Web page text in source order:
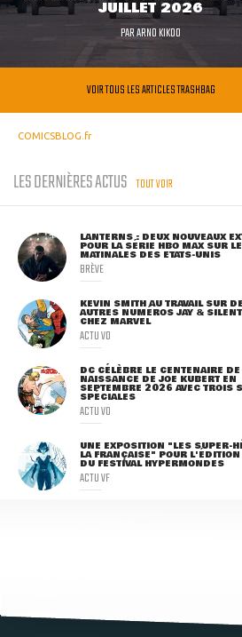
JUILLET 2026
PARARNO KIKOO
VOIR TOUS LES ARTICLES TRASHBAG
COMICSBLOG.fr
LES DERNIÈRES ACTUS TOUT VOIR
LANTERNS : DEUX NOUVEAUX
POUR LA SÉRIE HBO MAX SUR
MATINALES DES ETATS-UNIS
BRÈVE
KEVIN SMITH AU TRAVAIL SUR
AUTRES NUMÉROS JAY &
CHEZ MARVEL
ACTU VO
DC CÉLÈBRE LE CENTENAIRE DE
NAISSANCE DE JOE KUBERT EN
SEPTEMBRE 2026 AVEC TROIS
SPÉCIALES
ACTU VO
UNE EXPOSITION "LES SUPER-
LA FRANÇAISE" POUR
DU FESTIVAL HYPERMONDES
ACTU VF